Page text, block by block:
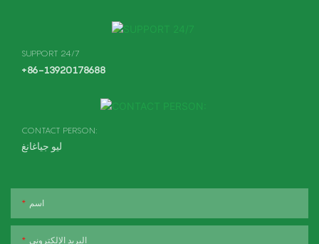
SUPPORT 24/7
+86-13920178688
CONTACT PERSON:
ليو جياغانغ
اسم
البريد الإلكتروني